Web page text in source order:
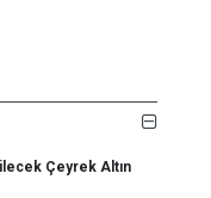
Çeyrek Altın